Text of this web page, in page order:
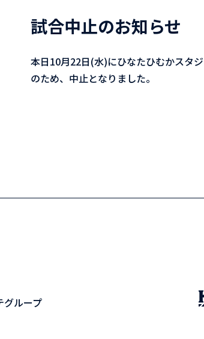
試合中止のお知らせ
本日10月22日(水)にひなたひむかスタ
のため、中止となりました。
グループ